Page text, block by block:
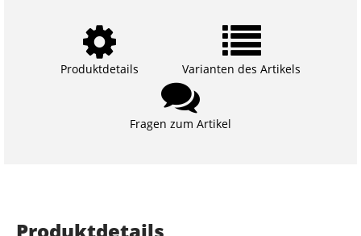
Produktdetails Varianten des Artikels
Fragen zum Artikel